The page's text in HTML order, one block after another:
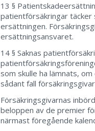
13 §
patientförsäkringar täcker
ersättningen.
ersättningsansvaret.
14 § Saknas
som skulle ha lämnats,
sådant fall
Försäkringsgivarnas
beloppen av de premier
närmast föregående